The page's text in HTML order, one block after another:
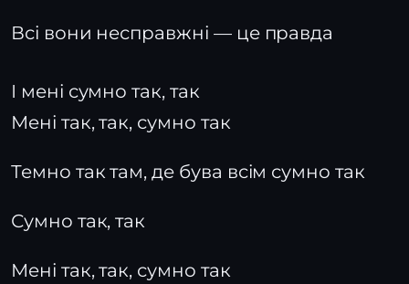
Всі вони несправжні — це правда
І мені сумно так, так
Мені так, так, сумно так
Темно так там, де бува всім сумно так
Сумно так, так
Мені так, так, сумно так